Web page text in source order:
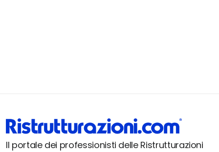
Il portale dei professionisti delle Ristrutturazioni